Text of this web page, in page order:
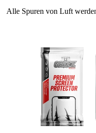
Alle Spuren von Luft